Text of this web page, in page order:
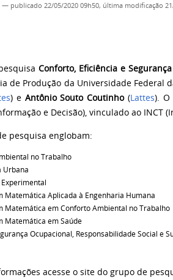
— publicado 22/05/2020 09h50, última modificação
Conforto, Eficiência e
de Produção da Universidade Federal
) e Antônio Souto Coutinho(Lattes). O
e Decisão), vinculado ao INCT
pesquisa englobam:
no Trabalho
Urbana
Matemática Aplicada à Engenharia Humana
Matemática em Conforto Ambiental no Trabalho
Matemática em Saúde
Ocupacional, Responsabilidade Social e
acesse o site do grupo de